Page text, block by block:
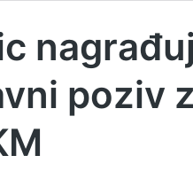
poziv